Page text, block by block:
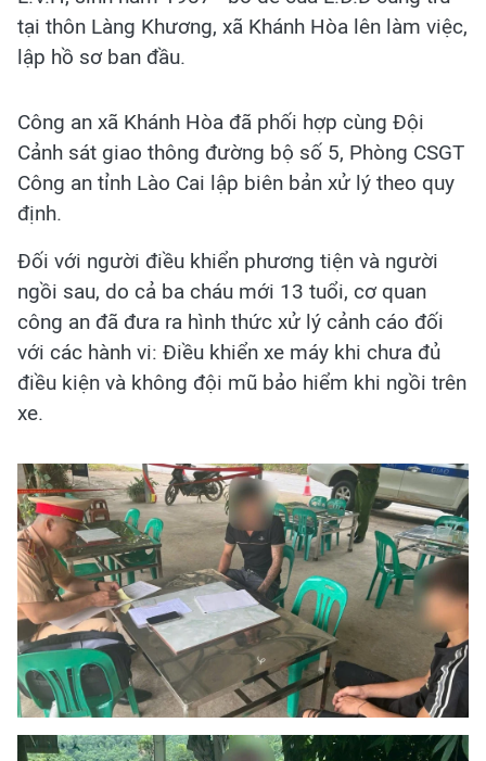
tại thôn Làng Khương, xã Khánh Hòa lên làm việc,
lập hồ sơ ban đầu.
Công an xã Khánh Hòa đã phối hợp cùng Đội
Cảnh sát giao thông đường bộ số 5, Phòng CSGT
Công an tỉnh Lào Cai lập biên bản xử lý theo quy
định.
Đối với người điều khiển phương tiện và người
ngồi sau, do cả ba cháu mới 13 tuổi, cơ quan
công an đã đưa ra hình thức xử lý cảnh cáo đối
với các hành vi: Điều khiển xe máy khi chưa đủ
điều kiện và không đội mũ bảo hiểm khi ngồi trên
xe.